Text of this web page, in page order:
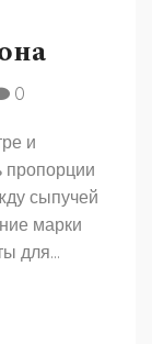
0
и
пропорции
сыпучей
марки
для